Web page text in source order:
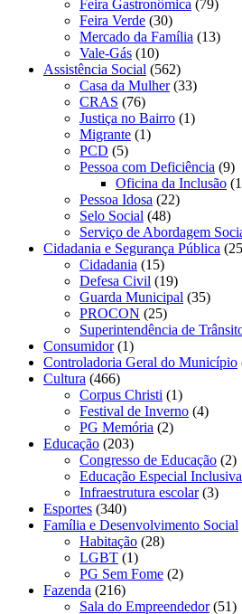
Feira Gastronômica (79)
Feira Verde (30)
Mercado da Família (13)
Vale-Gás (10)
Assistência Social (562)
Casa da Mulher(33)
CRAS (76)
Justiça no Bairro (1)
Migrante (1)
PCD (5)
Pessoa com Deficiência (9)
Oficina da Inclusão
Pessoa Idosa (22)
Selo Social (48)
Serviço de Abordagem
Cidadania e Segurança Pública
Cidadania (15)
Defesa Civil (19)
Guarda Municipal (35)
PROCON (25)
Superintendência de
Consumidor(1)
Controladoria Geral do Município
Cultura (466)
Corpus Christi (1)
Festival de Inverno (4)
PG Memória (2)
Educação (203)
Congresso de Educação (2)
Educação Especial Inclusiva
Infraestrutura escolar(3)
Esportes (340)
Família e Desenvolvimento Social
Habitação (28)
LGBT (1)
PG Sem Fome (2)
Fazenda (216)
Sala do Empreendedor(51)